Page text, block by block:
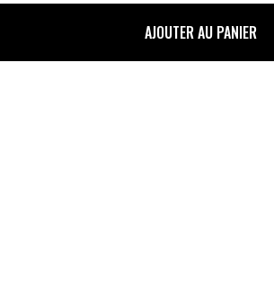
AJOUTER AU PANIER